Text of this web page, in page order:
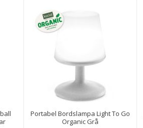
Portabel Bordslampa Light To Go
Organic Grå